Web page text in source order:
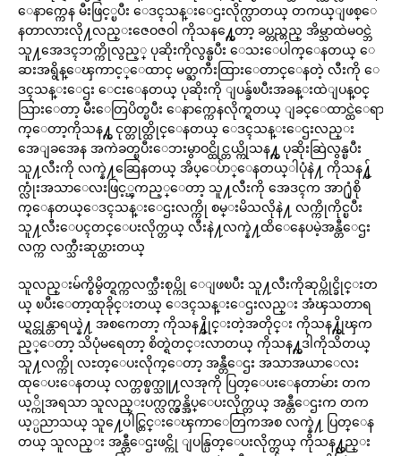
ေနာက္ကေန မီးဖြင့္ၿပီး ေဒၚသန္းေဌးလိုက္လာတယ္ တကယ္ျဖစ္ေ
နတာလားလို႔လည္းဇေဝဇဝါ ကိုသန႔္ကေတာ့ ခပ္တည္တည္ အိမ္သာထဲမဝင္ဘဲ
သူ႔အေဒၚဘက္ကိုလွည့္ ပုဆိုးကိုလွန္ၿပီး ေသးေပါက္ေနတယ္ ေ
ဆးအရွိန္ေၾကာင့္ေထာင္ မတ္ႀကီးထြားေတာင္ေနတဲ့ လီးကို ေ
ဒၚသန္းေဌး ေငးေနတယ္ ပုဆိုးကို ျပန္ခ်ၿပီးအခန္းထဲျပန္ဝင္
သြားေတာ့ မီးေတြပိတ္ၿပီး ေနာက္ကေနလိုက္ရတယ္ ျခင္ေထာင္ထဲေရာ
က္ေတာ့ကိုသန႔္က ငုတ္တုတ္ထိုင္ေနတယ္ ေဒၚသန္းေဌးလည္း
အေျခအေန အကဲခတ္ၿပီးေဘးမွာဝင္ထိုင္တယ္ကိုသန႔္က ပုဆိုးဆြဲလွန္ၿပီး
သူ႔လီးကို လက္နဲ႔ဆြေနတယ္ အိပ္ေပ်ာ္ေနတယ္ါပုံနဲ႔ ကိုသန႔္မ်
က္လုံးအသာေလးဖြင့္ၾကည့္ေတာ့ သူ႔လီးကို အေဒၚက အာ႐ုံစို
က္ေနတယ္ေဒၚသန္းေဌးလက္ကို စမ္းမိသလိုနဲ႔ လက္ကိုကိုင္ၿပီး
သူ႔လီးေပၚတင္ေပးလိုက္တယ္ လီးနဲ႔လက္နဲ႔ထိေနေပမဲ့အန္တီေဌး
လက္က လက္သီးဆုပ္ထားတယ္
သူလည္းမ်က္စိမွိတ္ရက္ကလက္သီးစုပ္ကို ေျဖၿပီး သူ႔လီးကိုဆုပ္ကိုင္ခိုင္းတ
ယ္ ၿပီးေတာ့ထုခိုင္းတယ္ ေဒၚသန္းေဌးလည္း အံၾသတာရ
ယ္ရင္တုန္တာရယ္နဲ႔ အစကေတာ့ ကိုသန႔္ခိုင္းတဲ့အတိုင္း ကိုသန႔္ကိုၾက
ည့္ေတာ့ သိပုံမရေတာ့ စိတ္ရဲတင္းလာတယ္ ကိုသန႔္ကဒါကိုသိတယ္
သူ႔လက္ကို လႊတ္ေပးလိုက္ေတာ့ အန္တီေဌး အသာအယာေလး
ထုေပးေနတယ္ လက္တစ္ဖက္သူ႔လအုကို ပြတ္ေပးေနတာမ်ား တက
ယ့္ကိုအရသာ သူလည္းပက္လက္လွန္အိပ္ေပးလိုက္တယ္ အန္တီေဌးက တက
ယ့္ပညာသယ္ သူ႔ေပါင္တြင္းေၾကာေတြကအစ လက္နဲ႔ ပြတ္ေန
တယ္ သူလည္း အန္တီေဌးဖင္ကို ျပန္ပြတ္ေပးလိုက္တယ္ ကိုသန႔္လည္း